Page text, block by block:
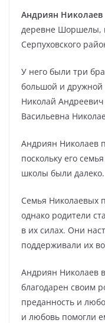
Андриян Николаев
деревне Шоршелы,
Серпуховского
У него были три
большой и дружной
Николай
Васильевна
Андриян Николаев
поскольку его
школы были далеко.
Семья Николаевых
однако родители
в их силах. Они
поддерживали их
Андриян Николаев
благодарен своим
преданность и
и любовь помогли